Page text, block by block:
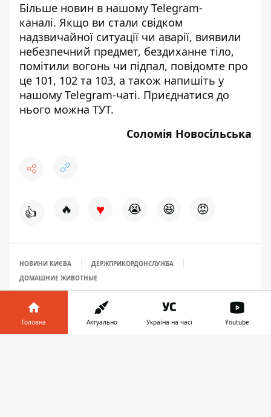
Більше новин в нашому Telegram-
каналі. Якщо ви стали свідком
надзвичайної ситуації чи аварії, виявили
небезпечний предмет, бездиханне тіло,
помітили вогонь чи підпал, повідомте про
це 101, 102 та 103, а також напишіть у
нашому Telegram-чаті. Приєднатися до
нього можна ТУТ.
Соломія Новосільська
👍 🔥 ♥ 😭 😆 😡
НОВИНИ КИЄВА
ДЕРЖПРИКОРДОНСЛУЖБА
ДОМАШНИЕ ЖИВОТНЫЕ
Головна Актуально Україна на часі Youtube